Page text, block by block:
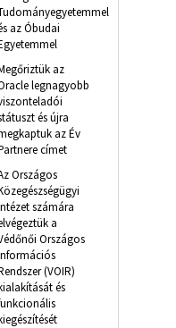
az Óbudai
az
legnagyobb
és újra
az Év
címet
Országos
számára
a
Országos
(VOIR)
és